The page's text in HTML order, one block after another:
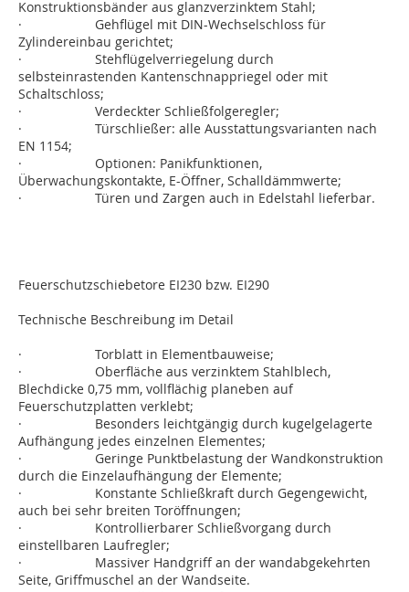
Konstruktionsbänder aus glanzverzinktem Stahl;
· Gehflügel mit DIN-Wechselschloss für
Zylindereinbau gerichtet;
· Stehflügelverriegelung durch
selbsteinrastenden Kantenschnappriegel oder mit
Schaltschloss;
· Verdeckter Schließfolgeregler;
· Türschließer: alle Ausstattungsvarianten nach
EN 1154;
· Optionen: Panikfunktionen,
Überwachungskontakte, E-Öffner, Schalldämmwerte;
· Türen und Zargen auch in Edelstahl lieferbar.
Feuerschutzschiebetore EI230 bzw. EI290
Technische Beschreibung im Detail
· Torblatt in Elementbauweise;
· Oberfläche aus verzinktem Stahlblech,
Blechdicke 0,75 mm, vollflächig planeben auf
Feuerschutzplatten verklebt;
· Besonders leichtgängig durch kugelgelagerte
Aufhängung jedes einzelnen Elementes;
· Geringe Punktbelastung der Wandkonstruktion
durch die Einzelaufhängung der Elemente;
· Konstante Schließkraft durch Gegengewicht,
auch bei sehr breiten Toröffnungen;
· Kontrollierbarer Schließvorgang durch
einstellbaren Laufregler;
· Massiver Handgriff an der wandabgekehrten
Seite, Griffmuschel an der Wandseite.